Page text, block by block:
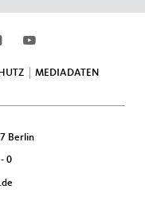
MEDIADATEN
Berlin
0